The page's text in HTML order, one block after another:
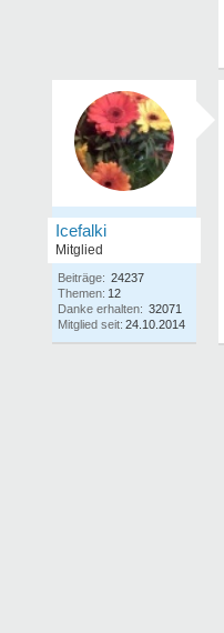
Icefalki
Mitglied
Beiträge: 24237
Themen: 12
Danke erhalten: 32071
Mitglied seit: 24.10.2014